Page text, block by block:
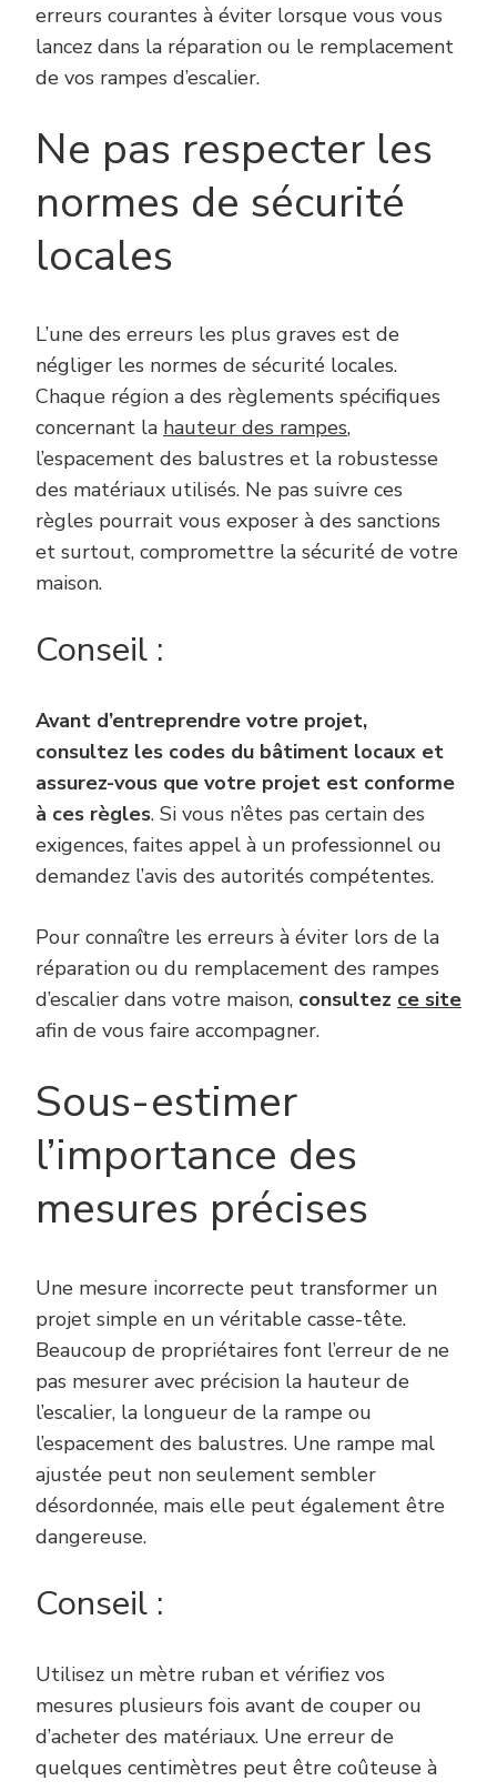
erreurs courantes à éviter lorsque vous vous
lancez dans la réparation ou le remplacement
de vos rampes d’escalier.
Ne pas respecter les
normes de sécurité
locales
L’une des erreurs les plus graves est de
négliger les normes de sécurité locales.
Chaque région a des règlements spécifiques
concernant la hauteur des rampes,
l’espacement des balustres et la robustesse
des matériaux utilisés. Ne pas suivre ces
règles pourrait vous exposer à des sanctions
et surtout, compromettre la sécurité de votre
maison.
Conseil :
Avant d’entreprendre votre projet,
consultez les codes du bâtiment locaux et
assurez-vous que votre projet est conforme
à ces règles. Si vous n’êtes pas certain des
exigences, faites appel à un professionnel ou
demandez l’avis des autorités compétentes.
Pour connaître les erreurs à éviter lors de la
réparation ou du remplacement des rampes
d’escalier dans votre maison, consultez ce site
afin de vous faire accompagner.
Sous-estimer
l’importance des
mesures précises
Une mesure incorrecte peut transformer un
projet simple en un véritable casse-tête.
Beaucoup de propriétaires font l’erreur de ne
pas mesurer avec précision la hauteur de
l’escalier, la longueur de la rampe ou
l’espacement des balustres. Une rampe mal
ajustée peut non seulement sembler
désordonnée, mais elle peut également être
dangereuse.
Conseil :
Utilisez un mètre ruban et vérifiez vos
mesures plusieurs fois avant de couper ou
d’acheter des matériaux. Une erreur de
quelques centimètres peut être coûteuse à